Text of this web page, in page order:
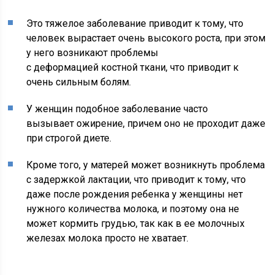
Это тяжелое заболевание приводит к тому, что
человек вырастает очень высокого роста, при этом
у него возникают проблемы
с деформацией костной ткани, что приводит к
очень сильным болям.
У женщин подобное заболевание часто
вызывает ожирение, причем оно не проходит даже
при строгой диете.
Кроме того, у матерей может возникнуть проблема
с задержкой лактации, что приводит к тому, что
даже после рождения ребенка у женщины нет
нужного количества молока, и поэтому она не
может кормить грудью, так как в ее молочных
железах молока просто не хватает.